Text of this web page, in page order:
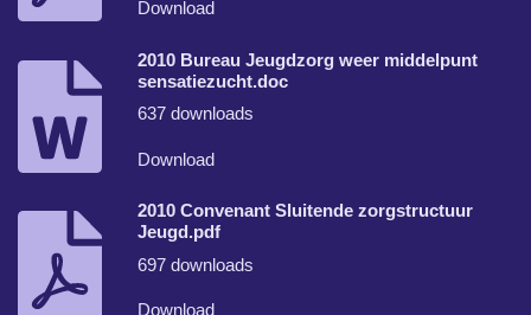
Download
2010 Bureau Jeugdzorg weer middelpunt
sensatiezucht.doc
637 downloads
Download
2010 Convenant Sluitende zorgstructuur
Jeugd.pdf
697 downloads
Download